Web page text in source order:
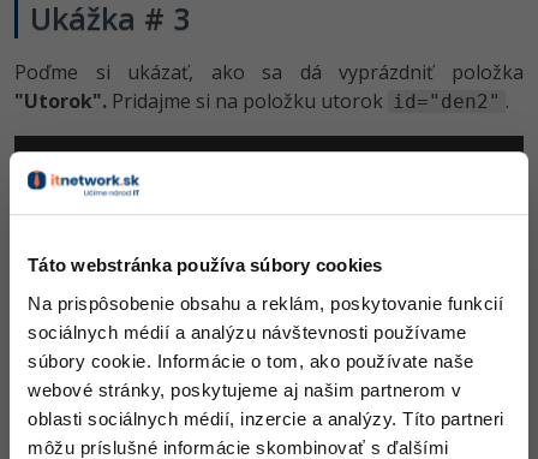
Táto webstránka používa súbory cookies
Na prispôsobenie obsahu a reklám, poskytovanie funkcií
sociálnych médií a analýzu návštevnosti používame
súbory cookie. Informácie o tom, ako používate naše
webové stránky, poskytujeme aj našim partnerom v
oblasti sociálnych médií, inzercie a analýzy. Títo partneri
môžu príslušné informácie skombinovať s ďalšími
Ukážka # 3
Poďme si ukázať, ako sa dá vyprázdniť položka
"Utorok". Pridajme si na položku utorok id="den2" .
<li>Pondělí
<li id="den2"
<li>Středa</li>
<li>Pátek</li>
</li>
<li>Neděle</li>
</ul>
A JS kód:
$('#den2' ).empty();